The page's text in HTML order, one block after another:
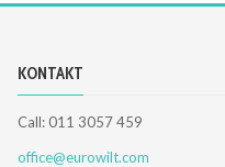
KONTAKT
Call: 011 3057 459
office@eurowilt.com